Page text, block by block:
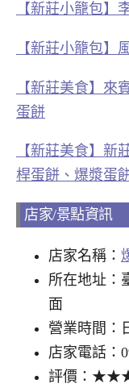
【新莊小籠包】
【新莊小籠包】
【新莊美食】來
蛋餅
【新莊美食】新
桿蛋餅、爆漿蛋
店家/景點資訊
店家名稱：
所在地址：
面
營業時間：
店家電話：
評價：